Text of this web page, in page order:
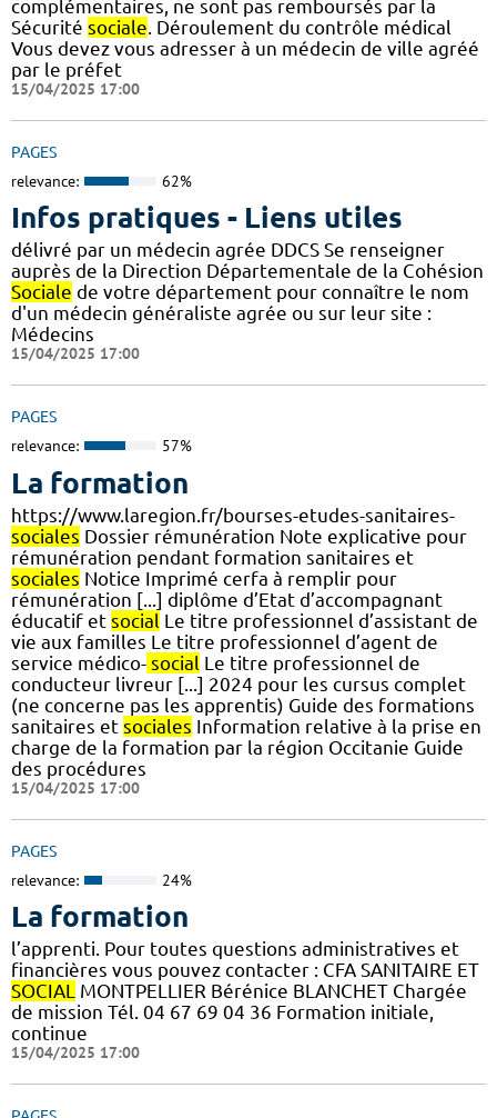
complémentaires, ne sont pas remboursés par la
Sécurité sociale . Déroulement du contrôle médical
Vous devez vous adresser à un médecin de ville agréé
par le préfet
15/04/2025 17:00
PAGES
relevance: 62%
Infos pratiques - Liens utiles
délivré par un médecin agrée DDCS Se renseigner
auprès de la Direction Départementale de la Cohésion
Sociale de votre département pour connaître le nom
d'un médecin généraliste agrée ou sur leur site :
Médecins
15/04/2025 17:00
PAGES
relevance: 57%
La formation
https://www.laregion.fr/bourses-etudes-sanitaires-
sociales Dossier rémunération Note explicative pour
rémunération pendant formation sanitaires et
sociales Notice Imprimé cerfa à remplir pour
rémunération [...] diplôme d’Etat d’accompagnant
éducatif et social Le titre professionnel d’assistant de
vie aux familles Le titre professionnel d’agent de
service médico- social Le titre professionnel de
conducteur livreur [...] 2024 pour les cursus complet
(ne concerne pas les apprentis) Guide des formations
sanitaires et sociales Information relative à la prise en
charge de la formation par la région Occitanie Guide
des procédures
15/04/2025 17:00
PAGES
relevance: 24%
La formation
l’apprenti. Pour toutes questions administratives et
financières vous pouvez contacter : CFA SANITAIRE ET
SOCIAL MONTPELLIER Bérénice BLANCHET Chargée
de mission Tél. 04 67 69 04 36 Formation initiale,
continue
15/04/2025 17:00